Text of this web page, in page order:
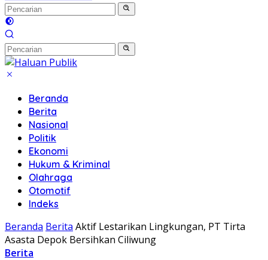
Beranda
Berita
Nasional
Politik
Ekonomi
Hukum & Kriminal
Olahraga
Otomotif
Indeks
Beranda Berita Aktif Lestarikan Lingkungan, PT Tirta
Asasta Depok Bersihkan Ciliwung
Berita